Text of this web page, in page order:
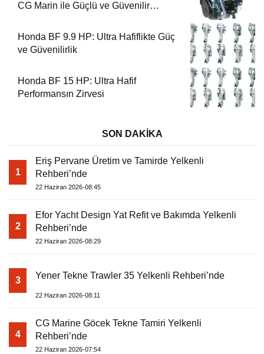
CG Marin ile Güçlü ve Güvenilir
Honda BF 9.9 HP: Ultra Hafiflikte Güç
ve Güvenilirlik
Honda BF 15 HP: Ultra Hafif
Performansın Zirvesi
SON DAKİKA
1
Eriş Pervane Üretim ve Tamirde Yelkenli
Rehberi’nde
22 Haziran 2026-08:45
2
Efor Yacht Design Yat Refit ve Bakımda Yelkenli
Rehberi’nde
22 Haziran 2026-08:29
3 Yener Tekne Trawler 35 Yelkenli Rehberi’nde
22 Haziran 2026-08:11
4
CG Marine Göcek Tekne Tamiri Yelkenli
Rehberi’nde
22 Haziran 2026-07:54